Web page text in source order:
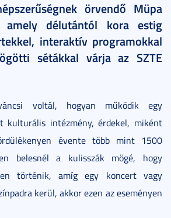
örvendő Müpa
amely délutántól kora estig
interaktív programokkal
sétákkal várja az SZTE
voltál, hogyan működik egy
kulturális intézmény, érdekel, miként
évente több mint 1500
belesnél a kulisszák mögé, hogy
történik, amíg egy koncert vagy
kerül, akkor ezen az eseményen